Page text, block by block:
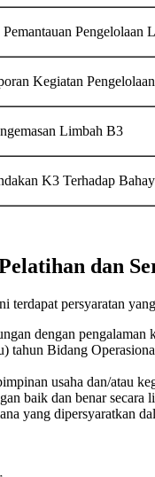
Pengelolaan
Kegiatan
Limbah B3
K3 Terhadap
dan
persyaratan
dengan
tahun Bidang
usaha dan/atau
baik dan benar secara
yang dipersyaratkan